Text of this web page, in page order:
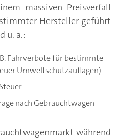
massiven Preisverfall
Hersteller geführt
u. a.:
Fahrverbote für bestimmte
Umweltschutzauflagen)
nach Gebrauchtwagen
während